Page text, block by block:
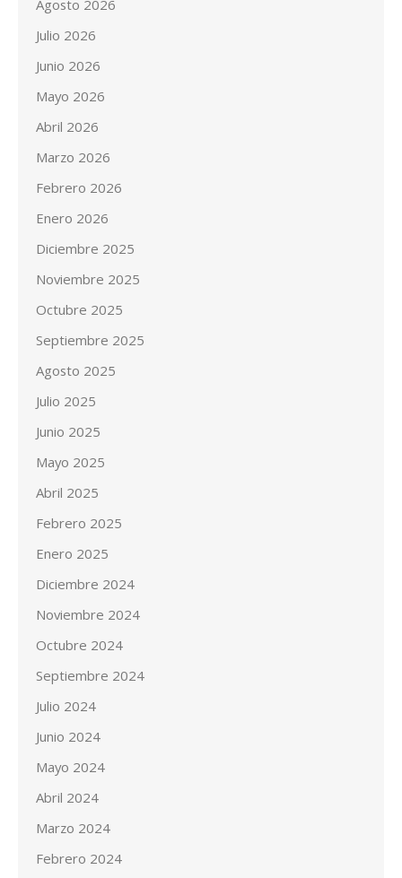
Agosto 2026
Julio 2026
Junio 2026
Mayo 2026
Abril 2026
Marzo 2026
Febrero 2026
Enero 2026
Diciembre 2025
Noviembre 2025
Octubre 2025
Septiembre 2025
Agosto 2025
Julio 2025
Junio 2025
Mayo 2025
Abril 2025
Febrero 2025
Enero 2025
Diciembre 2024
Noviembre 2024
Octubre 2024
Septiembre 2024
Julio 2024
Junio 2024
Mayo 2024
Abril 2024
Marzo 2024
Febrero 2024